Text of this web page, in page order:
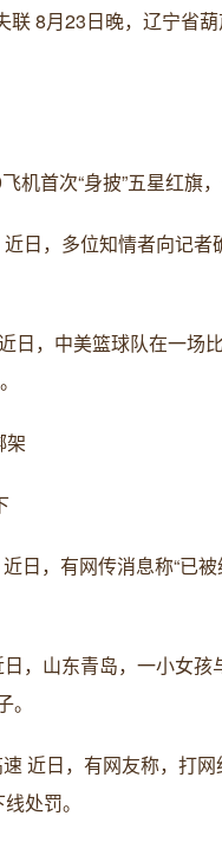
联 8月23日晚，辽宁省
机首次“身披”五星红旗
日，多位知情者向记者
日，中美篮球队在一
架
日，有网传消息称“已
，山东青岛，一小女
近日，有网友称，打
处罚。